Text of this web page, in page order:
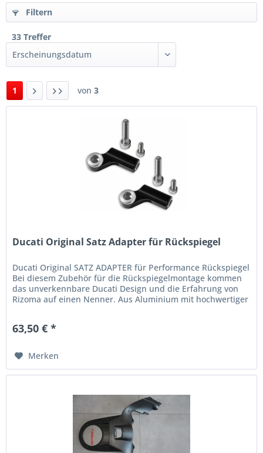
Filtern
33 Treffer
1 von 3
Ducati Original Satz Adapter für Rückspiegel
Ducati Original SATZ ADAPTER für Performance Rückspiegel
Bei diesem Zubehör für die Rückspiegelmontage kommen
das unverkennbare Ducati Design und die Erfahrung von
Rizoma auf einen Nenner. Aus Aluminium mit hochwertiger
63,50 € *
Merken